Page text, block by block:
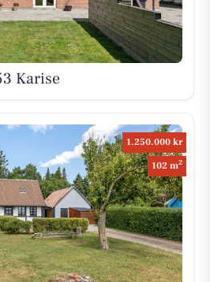
Karise
1.250.000 kr
102 m2